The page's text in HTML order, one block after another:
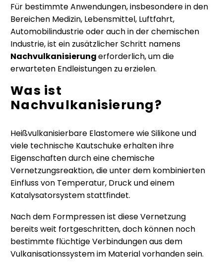
Für bestimmte Anwendungen, insbesondere in den
Bereichen Medizin, Lebensmittel, Luftfahrt,
Automobilindustrie oder auch in der chemischen
Industrie, ist ein zusätzlicher Schritt namens
Nachvulkanisierungerforderlich, um die
erwarteten Endleistungen zu erzielen.
Was ist
Nachvulkanisierung?
Heißvulkanisierbare Elastomere wie Silikone und
viele technische Kautschuke erhalten ihre
Eigenschaften durch eine chemische
Vernetzungsreaktion, die unter dem kombinierten
Einfluss von Temperatur, Druck und einem
Katalysatorsystem stattfindet.
Nach dem Formpressen ist diese Vernetzung
bereits weit fortgeschritten, doch können noch
bestimmte flüchtige Verbindungen aus dem
Vulkanisationssystem im Material vorhanden sein.